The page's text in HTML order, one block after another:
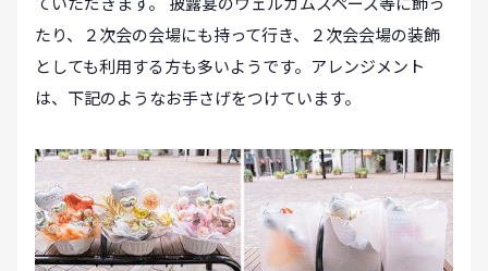
たり、２次会の会場にも持って行き、２次会会場の装飾
としても利用する方も多いようです。アレンジメント
は、下記のようなお手さげをつけています。